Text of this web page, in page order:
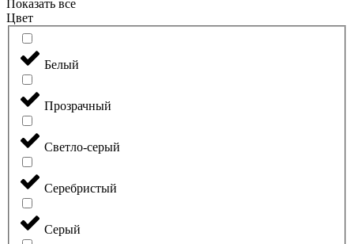
Показать все
Цвет
Белый
Прозрачный
Светло-серый
Серебристый
Серый